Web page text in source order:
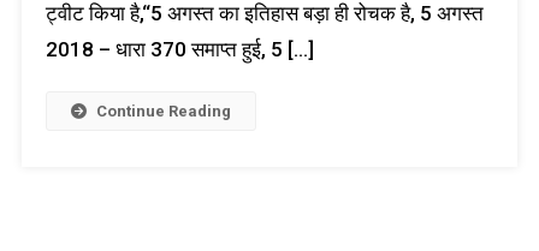
ट्वीट किया है,“5 अगस्त का इतिहास बड़ा ही रोचक है, 5 अगस्त
2018 – धारा 370 समाप्त हुई, 5 […]
Continue Reading